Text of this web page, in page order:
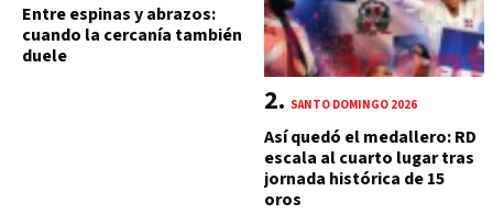
Entre espinas y abrazos:
cuando la cercanía también
duele
SANTO DOMINGO 2026
Así quedó el medallero: RD
escala al cuarto lugar tras
jornada histórica de 15
oros